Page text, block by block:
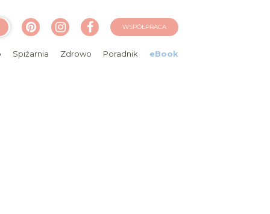
WSPÓŁPRACA
Spiżarnia Zdrowo Poradnik eBook